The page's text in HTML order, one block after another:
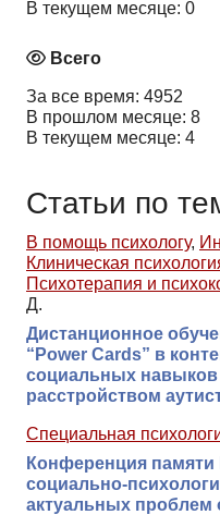
В текущем месяце: 0
Всего
За все время: 4952
В прошлом месяце: 8
В текущем месяце: 4
Статьи по
В помощь психологу,
Клиническая
Психотерапия и
Д.
Дистанционное
“Power Cards” в
социальных навыков
расстройством
Специальная
Конференция
социально-
актуальных проблем